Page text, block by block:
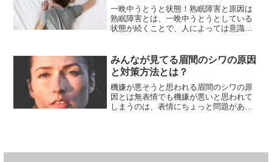
一晩中うとうと状態！熟眠障害と原因は
熟眠障害とは、一晩中うとうとしている
状態が続くことで、人によっては意識が
日の疲れがとれていないことを指しま
す。熟眠障害を患ってしまう...
みんなが見てる眉間のシワの原因
と対策方法とは？
機嫌が悪そうと思われる眉間のシワの原
因とは無表情でも機嫌が悪いと思われて
しまうのは、表情にちょっと問題がある